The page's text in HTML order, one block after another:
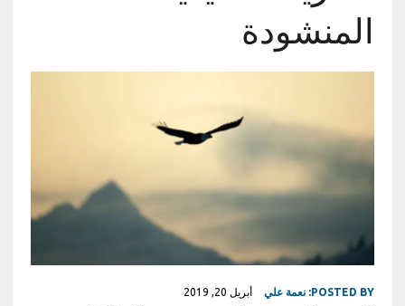
المنشودة
POSTED BY: نعمة علي أبريل 20, 2019